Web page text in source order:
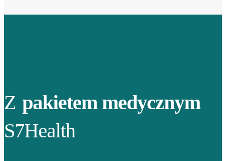
Z pakietem medycznym
S7Health